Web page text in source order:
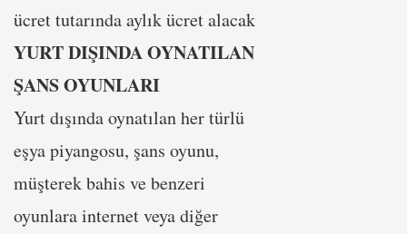
ücret tutarında aylık ücret alacak
YURT DIŞINDA OYNATILAN
ŞANS OYUNLARI
Yurt dışında oynatılan her türlü
eşya piyangosu, şans oyunu,
müşterek bahis ve benzeri
oyunlara internet veya diğer